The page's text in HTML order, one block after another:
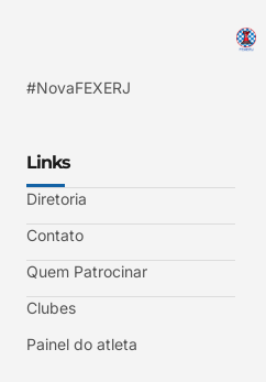
#NovaFEXERJ
Links
Diretoria
Contato
Quem Patrocinar
Clubes
Painel do atleta